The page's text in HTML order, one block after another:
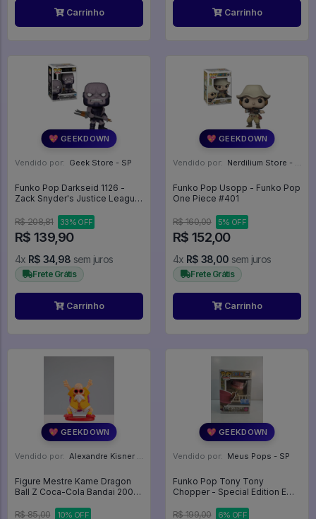
Carrinho Carrinho
💖 GEEKDOWN
Vendido por: Geek Store - SP
Funko Pop Darkseid 1126 -
Zack Snyder's Justice League
R$ 208,81
33% OFF
R$ 139,90
4x R$ 34,98 sem juros
Frete Grátis
Carrinho
💖 GEEKDOWN
Vendido por: Nerdilium Store - SP
Funko Pop Usopp - Funko Pop
One Piece #401
R$ 160,00 5% OFF
R$ 152,00
4x R$ 38,00 sem juros
Frete Grátis
Carrinho
💖 GEEKDOWN
Vendido por: Alexandre Kisner - PR
Figure Mestre Kame Dragon
Ball Z Coca-Cola Bandai 2003
R$ 85,00
10% OFF
💖 GEEKDOWN
Vendido por: Meus Pops - SP
Funko Pop Tony Tony
Chopper - Special Edition E
R$ 199,00
6% OFF